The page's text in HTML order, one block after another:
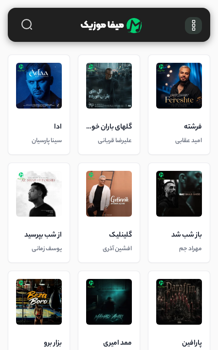
فرشته
امید عقابی
گلهای باران خورده
علیرضا قربانی
ادا
سینا پارسیان
باز شب شد
مهراد جم
گلینلیک
افشین آذری
از شب بپرسید
یوسف زمانی
پارافین ممد امیری بزار برو